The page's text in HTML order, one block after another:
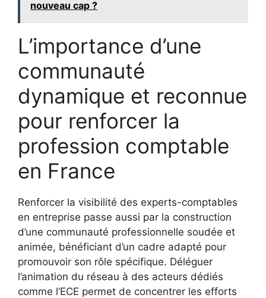
nouveau cap ?
L’importance d’une
communauté
dynamique et reconnue
pour renforcer la
profession comptable
en France
Renforcer la visibilité des experts-comptables
en entreprise passe aussi par la construction
d’une communauté professionnelle soudée et
animée, bénéficiant d’un cadre adapté pour
promouvoir son rôle spécifique. Déléguer
l’animation du réseau à des acteurs dédiés
comme l’ECE permet de concentrer les efforts